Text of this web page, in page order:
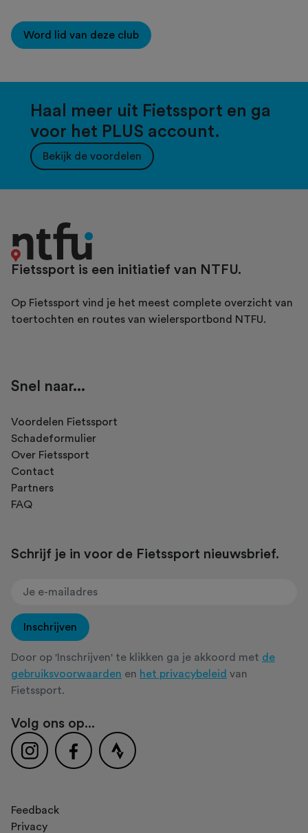
Word lid van deze club
Haal meer uit Fietssport en ga
voor het PLUS account.
Bekijk de voordelen
Fietssport is een initiatief van NTFU.
Op Fietssport vind je het meest complete overzicht van
toertochten en routes van wielersportbond NTFU.
Snel naar...
Voordelen Fietssport
Schadeformulier
Over Fietssport
Contact
Partners
FAQ
Schrijf je in voor de Fietssport nieuwsbrief.
Inschrijven
Door op 'Inschrijven' te klikken ga je akkoord met de
gebruiksvoorwaarden en het privacybeleid van
Fietssport.
Volg ons op...
Feedback
Privacy